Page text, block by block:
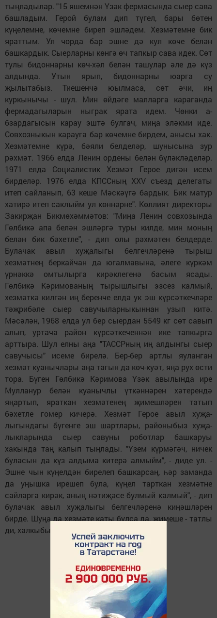
тыңладылар. "15 яшемнән Үзәк фермасында сыер сава
башладым. Герой булам дип түгел, бары бөтен
күңелемне, көчемне биреп эшләдем. Хезмәтемне бик
яраттым. Ул чорда бар эшне дә кул көче белән
башкардык. Сыерларны көнгә өч тапкыр сава идек. Сөт
тулы бидоннарны көч-хәл белән ташулар әле дә күз
алдында. Утын ярып, бидоннарны юарга су
җылытабыз. Тиешенчә юылмаса, сөт әчи, иң
куркынычы - шул. Мин өйдәге малларга караганда
фермадагыларын ныг­рак ярата идем. Чөнки а­
бзардагысын карау эштә булгач, миңа эләкми иде.
Совхозныкын карау­га бар көчемне бирдем, анысы хак.
Хезмәтемне күрә, бәяли белделәр, шунысына зур
рәхмәт. 1966 елда Ленин ордены белән бүләкләделәр.
1971 елда Социалистик Хезмәт Герое дигән исем
бирделәр. 1976 елда КПССның XXV съезд делегаты
итеп сайланып, 63 кеше Мәскәүгә бардык. Бик матур
хатирә итеп саклыйм ул көннәрне". Көллият директоры
Закирҗан Бикмөхәммәтов: "Миңа Ленин совхозында
Гөлбикә апа белән эшләргә туры килде, мин моның
белән бик бәхетле", - дип олы рәхмәтен белдерде.
Булачак авыл хуҗалыгы белгечләренә тырыш
хезмәтнең беркайчан да югалмавына, әлеге күркәм
үрнәккә омтылырга кирәклегенә басым ясады.
Гөлбикә Кәримованың тырышлыгы эзсез калмый,
хезмәткә килгән иң беренче елда ук эш күрсәткечләре
тәҗрибәле сыер савучыларныкыннан узып китә.
Мәсәлән, 1968 елда ул бер сыердан 5549 кг сөт савып
алып, уртача район күрсәткеченнән ике тапкырга
арттыра. Шул елны аңа "ТАССРның иң алдынгы сыер
савучысы" исеме бирелә. Бер-бер артлы яуланган
хезмәт куанычлары аңа тагын да көч-куәт, яңа рух өсти
тора. Бүген Гөлбикә Кәримова Үзәк авылында ире
Мулланур белән куанычлы үткәннәрен хәтерендә
яңартып, яраткан хезмә­тенең җимешләрен татып
бәхетле гомер киче­рә. Хезмәт Герое авыл ху­җа­­
лыгындагы бүгенге эш шартлары, районыбыз хуҗа­
лыкларында сыер савуны роботлар башкаруы
хакында таң калып тыңлады. "Үзем күрмәгәч, ничек
буласын да күз алдыма китерә алмыйм", - диде ул. -
Эшне чын күңелдән бирелеп башкарсаң, һәр заманда
да уңышка ирешеп була, күңел тарткан хезмәтне
сайларга кирәк, аның нәтиҗәсе булмый калмый", - дип
булачак авыл хуҗалыгы белгечләренә киңәшләрен
бирде. Шуңа да хезмәте каты булса да, җимеше - татлы
ди, халкыбыз.